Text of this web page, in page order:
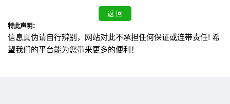
特此声明：
信息真伪请自行辨别，网站对此不承担任何保证或连带责任! 希
望我们的平台能为您带来更多的便利！